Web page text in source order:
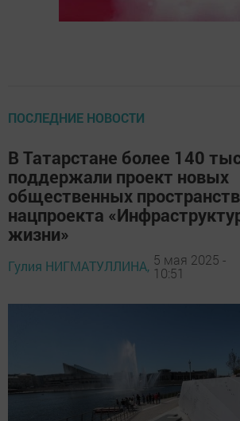
ПОСЛЕДНИЕ НОВОСТИ
В Татарстане более 140
поддержали проект новых
общественных
нацпроекта
жизни»
Гулия НИГМАТУЛЛИНА, 5 мая 2025 -
10:51